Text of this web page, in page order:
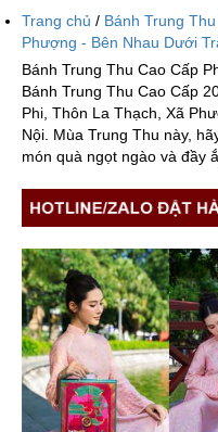
Trang chủ / Bánh Trung
Phượng - Bên Nhau Dưới
Bánh Trung Thu Cao Cấp
Bánh Trung Thu Cao Cấp
Phi, Thôn La Thạch, Xã
Nội. Mùa Trung Thu này,
món quà ngọt ngào và đầy